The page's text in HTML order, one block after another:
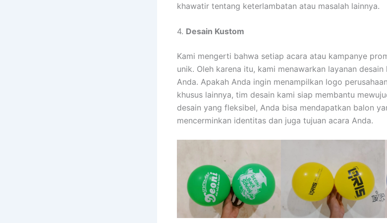
khawatir tentang keterlambatan atau masalah lainnya.
4. Desain Kustom
Kami mengerti bahwa setiap acara atau kampanye
unik. Oleh karena itu, kami menawarkan layanan
Anda. Apakah Anda ingin menampilkan logo
khusus lainnya, tim desain kami siap membantu
desain yang fleksibel, Anda bisa mendapatkan balon
mencerminkan identitas dan juga tujuan acara Anda.